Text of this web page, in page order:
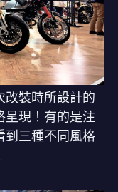
改裝時所設計的
呈現！有的是注
到三種不同風格